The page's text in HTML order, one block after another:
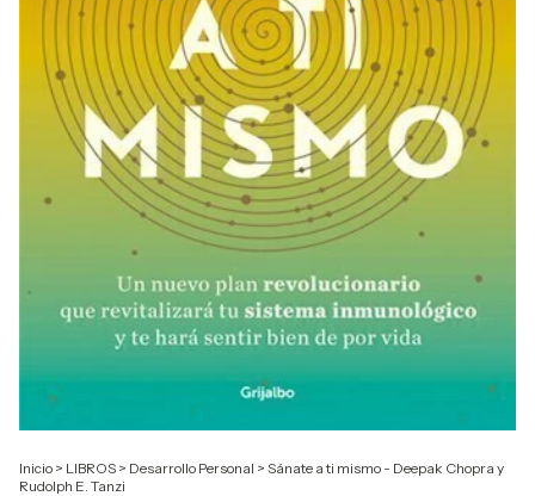
Inicio > LIBROS > Desarrollo Personal > Sánate a ti mismo - Deepak Chopra y
Rudolph E. Tanzi